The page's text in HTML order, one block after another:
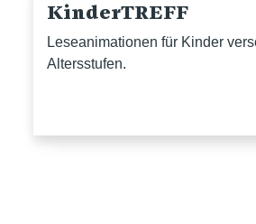
KinderTREFF
Leseanimationen für Kinder
Altersstufen.